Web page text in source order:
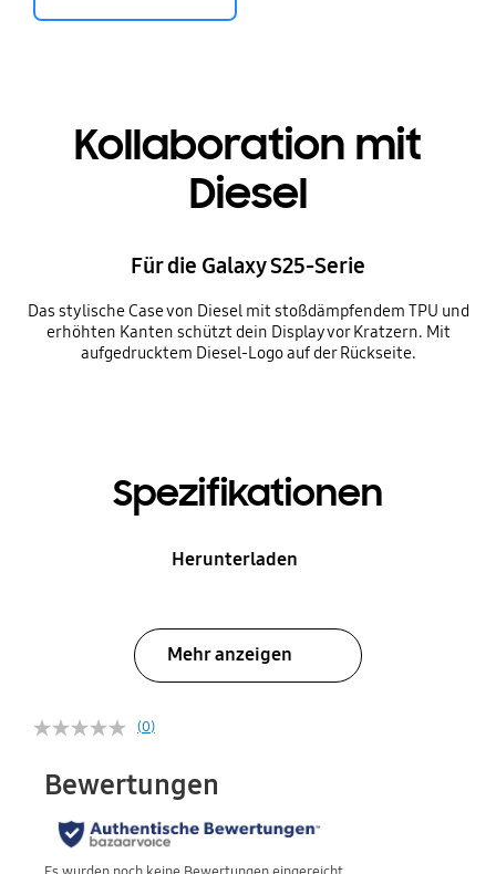
Kollaboration mit
Diesel
Für die Galaxy S25-Serie
Das stylische Case von Diesel mit stoßdämpfendem TPU und
erhöhten Kanten schützt dein Display vor Kratzern. Mit
aufgedrucktem Diesel-Logo auf der Rückseite.
Spezifikationen
Herunterladen
Mehr anzeigen
(0)